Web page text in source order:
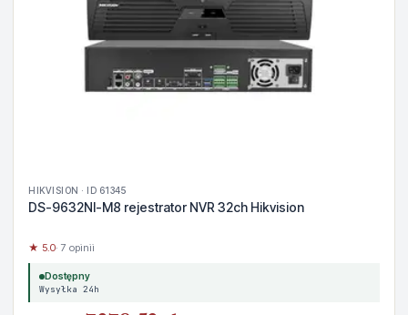
HIKVISION · ID 61345
DS-9632NI-M8 rejestrator NVR 32ch Hikvision
★ 5.0· 7 opinii
Dostępny
Wysyłka 24h